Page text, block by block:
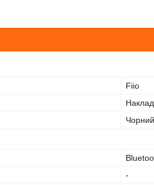
Fiio
Чорний
-